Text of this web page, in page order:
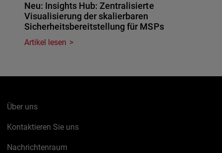
Neu: Insights Hub: Zentralisierte
Visualisierung der skalierbaren
Sicherheitsbereitstellung für MSPs
Artikel lesen
Über uns
Kontaktieren Sie uns
Nachrichtenraum